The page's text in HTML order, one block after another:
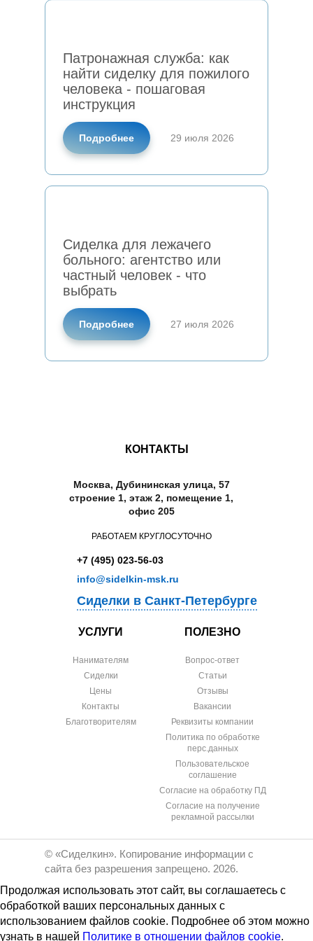
Также может быть
полезно
Деменция: три степени тяжести
Гигиена лежачих больных и
косметические средства
Способы борьбы с бессонницей
при деменции
Патронажная служба: как
найти сиделку для пожилого
человека - пошаговая
инструкция
Подробнее 29 июля 2026
Сиделка для лежачего
больного: агентство или
частный человек - что
выбрать
Подробнее 27 июля 2026
КОНТАКТЫ
Москва, Дубининская улица, 57
строение 1, этаж 2, помещение 1,
офис 205
РАБОТАЕМ КРУГЛОСУТОЧНО
+7 (495) 023-56-03
info@sidelkin-msk.ru
Сиделки в Санкт-Петербурге
УСЛУГИ
Нанимателям
Сиделки
Цены
Контакты
Благотворителям
ПОЛЕЗНО
Вопрос-ответ
Статьи
Отзывы
Вакансии
Реквизиты компании
Политика по обработке
перс.данных
Пользовательское
соглашение
Согласие на обработку ПД
Согласие на получение
рекламной рассылки
© «Сиделкин». Копирование информации с
сайта без разрешения запрещено. 2026.
Продолжая использовать этот сайт, вы соглашаетесь с
обработкой ваших персональных данных с
использованием файлов cookie. Подробнее об этом можно
узнать в нашей Политике в отношении файлов cookie.